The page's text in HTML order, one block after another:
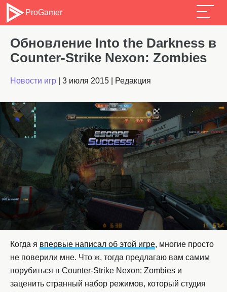
ProGamer
Обновление Into the Darkness в
Counter-Strike Nexon: Zombies
Новости игр 3 июля 2015 Редакция
Когда я впервые написал об этой игре, многие просто
не поверили мне. Что ж, тогда предлагаю вам самим
порубиться в Counter-Strike Nexon: Zombies и
заценить странный набор режимов, который студия